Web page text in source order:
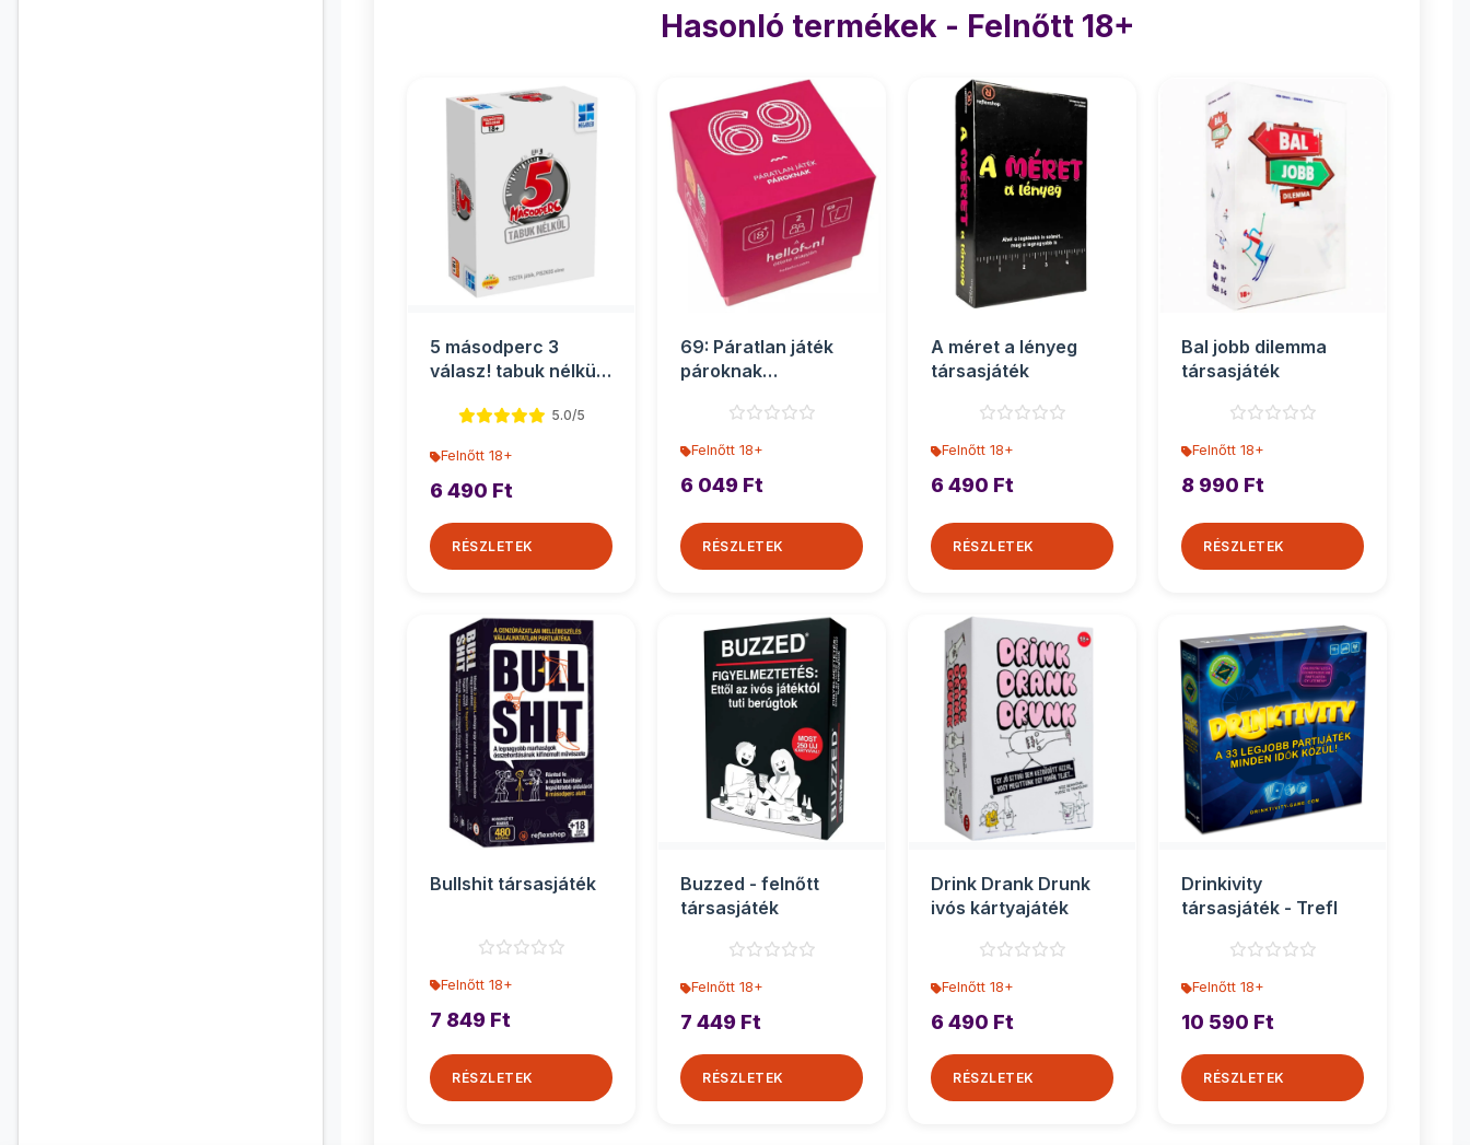
Hasonló termékek - Felnőtt 18+
5 másodperc 3
válasz! tabuk nélkül
5.0/5
Felnőtt 18+
6 490 Ft
RÉSZLETEK
69: Páratlan játék
pároknak
Felnőtt 18+
6 049 Ft
RÉSZLETEK
A méret a lényeg
társasjáték
Felnőtt 18+
6 490 Ft
RÉSZLETEK
Bal jobb dilemma
társasjáték
Felnőtt 18+
8 990 Ft
RÉSZLETEK
Bullshit társasjáték
Felnőtt 18+
7 849 Ft
RÉSZLETEK
Buzzed - felnőtt
társasjáték
Felnőtt 18+
7 449 Ft
RÉSZLETEK
Drink Drank Drunk
ivós kártyajáték
Felnőtt 18+
6 490 Ft
RÉSZLETEK
Drinkivity
társasjáték - Trefl
Felnőtt 18+
10 590 Ft
RÉSZLETEK